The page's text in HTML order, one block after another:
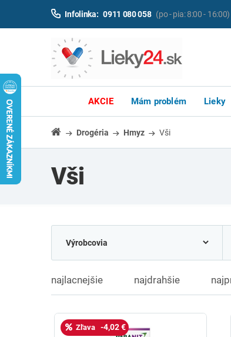
Infolinka: 0911 080 058 (po - pia: 8:00 - 16:00)
AKCIE Mám problém Lieky
Drogéria Hmyz Vši
Vši
najlacnejšie najdrahšie
Zľava -4,02 €